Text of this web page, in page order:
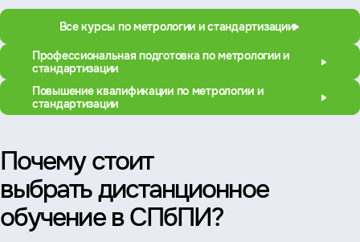
Все курсы по метрологии и стандартизации
Профессиональная подготовка по метрологии и
стандартизации
Повышение квалификации по метрологии и
стандартизации
Почему стоит
выбрать дистанционное
обучение в СПбПИ?